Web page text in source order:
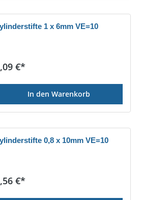
1 x 6mm VE=10
Preis:
€*
In den Warenkorb
0,8 x 10mm VE=10
Preis:
€*